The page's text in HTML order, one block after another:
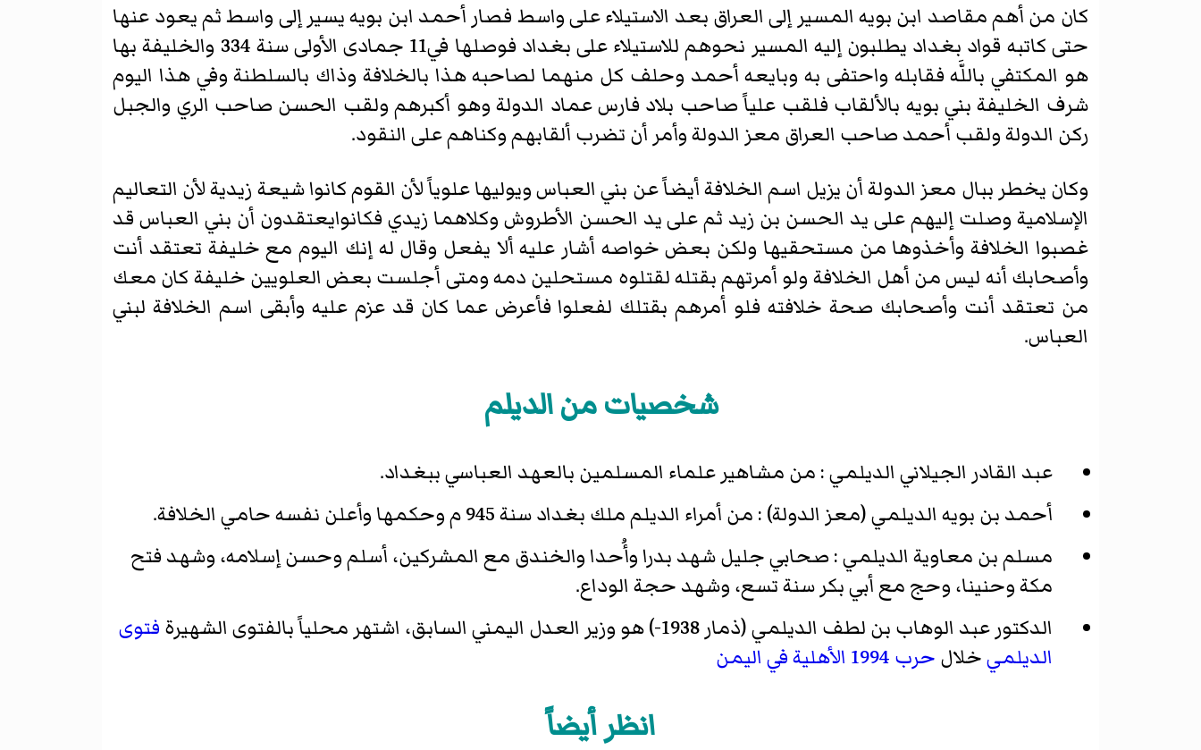
كان من أهم مقاصد ابن بويه المسير إلى العراق بعد الاستيلاء على واسط فصار أحمد ابن بويه يسير إلى واسط ثم يعود عنها
حتى كاتبه قواد بغداد يطلبون إليه المسير نحوهم للاستيلاء على بغداد فوصلها في11 جمادى الأولى سنة 334 والخليفة بها
هو المكتفي باللَّه فقابله واحتفى به وبايعه أحمد وحلف كل منهما لصاحبه هذا بالخلافة وذاك بالسلطنة وفي هذا اليوم
شرف الخليفة بني بويه بالألقاب فلقب علياً صاحب بلاد فارس عماد الدولة وهو أكبرهم ولقب الحسن صاحب الري والجبل
ركن الدولة ولقب أحمد صاحب العراق معز الدولة وأمر أن تضرب ألقابهم وكناهم على النقود.
وكان يخطر ببال معز الدولة أن يزيل اسم الخلافة أيضاً عن بني العباس ويوليها علوياً لأن القوم كانوا شيعة زيدية لأن التعاليم
الإسلامية وصلت إليهم على يد الحسن بن زيد ثم على يد الحسن الأطروش وكلاهما زيدي فكانوايعتقدون أن بني العباس قد
غصبوا الخلافة وأخذوها من مستحقيها ولكن بعض خواصه أشار عليه ألا يفعل وقال له إنك اليوم مع خليفة تعتقد أنت
وأصحابك أنه ليس من أهل الخلافة ولو أمرتهم بقتله لقتلوه مستحلين دمه ومتى أجلست بعض العلويين خليفة كان معك
من تعتقد أنت وأصحابك صحة خلافته فلو أمرهم بقتلك لفعلوا فأعرض عما كان قد عزم عليه وأبقى اسم الخلافة لبني
العباس.
شخصيات من الديلم
عبد القادر الجيلاني الديلمي : من مشاهير علماء المسلمين بالعهد العباسي ببغداد.
أحمد بن بويه الديلمي (معز الدولة) : من أمراء الديلم ملك بغداد سنة 945 م وحكمها وأعلن نفسه حامي الخلافة.
مسلم بن معاوية الديلمي : صحابي جليل شهد بدرا وأُحدا والخندق مع المشركين، أسلم وحسن إسلامه، وشهد فتح
مكة وحنينا، وحج مع أبي بكر سنة تسع، وشهد حجة الوداع.
الدكتور عبد الوهاب بن لطف الديلمي (ذمار 1938-) هو وزير العدل اليمني السابق، اشتهر محلياً بالفتوى الشهيرة
فتوى
الديلميخلال حرب 1994 الأهلية في اليمن
انظر أيضاً